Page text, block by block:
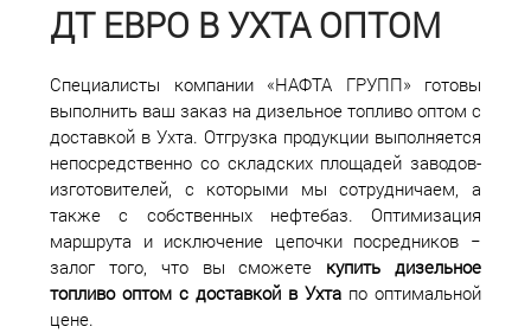
ДТ ЕВРО В УХТА ОПТОМ
Специалисты компании «НАФТА ГРУПП» готовы
выполнить ваш заказ на дизельное топливо оптом с
доставкой в Ухта. Отгрузка продукции выполняется
непосредственно со складских площадей заводов-
изготовителей, с которыми мы сотрудничаем, а
также с собственных нефтебаз. Оптимизация
маршрута и исключение цепочки посредников −
залог того, что вы сможете купить дизельное
топливо оптом с доставкой в Ухта по оптимальной
цене.